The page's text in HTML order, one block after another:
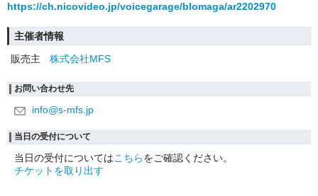
https://ch.nicovideo.jp/voicegarage/blomaga/ar2202970
主催者情報
販売主
株式会社MFS
お問い合わせ先
info@s-mfs.jp
当日の受付について
当日の受付についてはこちらをご確認ください。
チケットを取り出す